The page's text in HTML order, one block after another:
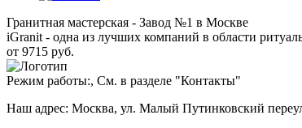
Гранитная мастерская - Завод №1 в Москве
iGranit - одна из лучших компаний в области
от 9715 руб.
Режим работы:, См. в разделе "Контакты"
Наш адрес: Москва, ул. Малый Путинковский